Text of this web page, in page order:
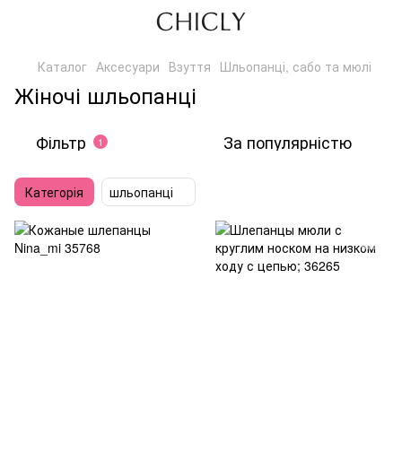
Каталог Аксесуари Взуття Шльопанці, сабо та мюлі
Жіночі шльопанці
Фільтр 1 За популярністю
Категорія шльопанці